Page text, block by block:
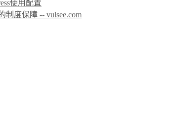
使用配置
度保障 -- vulsee.com